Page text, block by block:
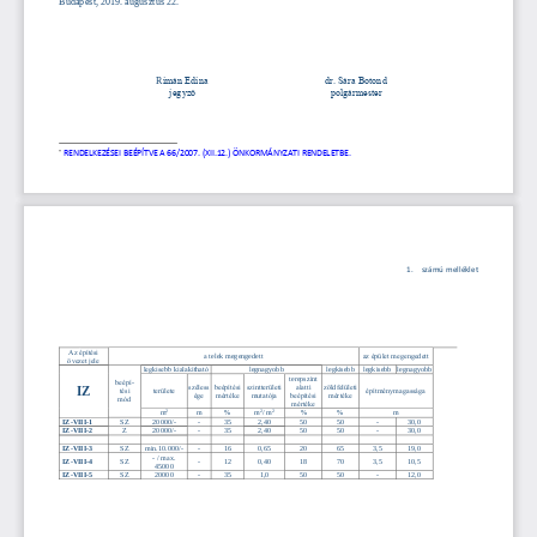
Rimán Edina
dr. Sára Botond
jegyző
polgármester
RENDELKEZÉSEI BEÉPÍTVE A 66/2007. (XII.12.) ÖNKORMÁNYZATI RENDELETBE.
1. számú melléklet
Az építési
övezet jele
a telek megengedett az épület megengedett
IZ
beépí-
tési
mód
legkisebb kialakítható legnagyobb legkisebb legkisebb legnagyobb
területe
széless
ége
beépítési
mértéke
szintterületi
mutatója
terepszint
alatti
beépítési
mértéke
zöldfelületi
mértéke
építménymagassága
m2 m % m2/ m2 % %
m
IZ-VIII-1 SZ 20000/- - 35 2,40 50 50 -
30,0
IZ-VIII-2 Z 20000/- - 35 2,40 50 50 - 30,0
IZ-VIII-3 SZ min.10.000/- - 16 0,65 20 65 3,5
19,0
IZ-VIII-4 SZ
/ max.
45000
- 12 0,40 18 70 3,5
10,5
IZ-VIII-5 SZ 20000 - 35 1,0 50 50 - 12,0